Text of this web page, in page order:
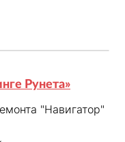
Рунета»
"Навигатор"